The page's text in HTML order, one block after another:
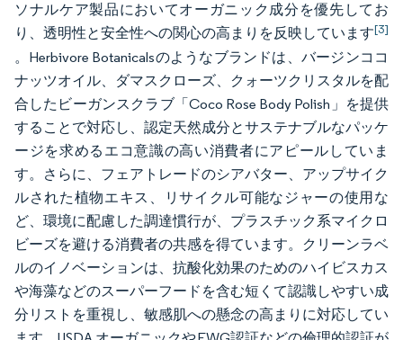
ソナルケア製品においてオーガニック成分を優先してお
り、透明性と安全性への関心の高まりを反映しています[3]
。Herbivore Botanicalsのようなブランドは、バージンココ
ナッツオイル、ダマスクローズ、クォーツクリスタルを配
合したビーガンスクラブ「Coco Rose Body Polish」を提供
することで対応し、認定天然成分とサステナブルなパッケ
ージを求めるエコ意識の高い消費者にアピールしていま
す。さらに、フェアトレードのシアバター、アップサイク
ルされた植物エキス、リサイクル可能なジャーの使用な
ど、環境に配慮した調達慣行が、プラスチック系マイクロ
ビーズを避ける消費者の共感を得ています。クリーンラベ
ルのイノベーションは、抗酸化効果のためのハイビスカス
や海藻などのスーパーフードを含む短くて認識しやすい成
分リストを重視し、敏感肌への懸念の高まりに対応してい